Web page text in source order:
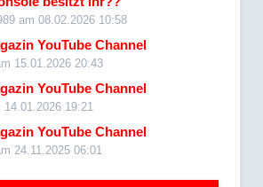
am 08.02.2026 10:58
YouTube Channel
15.01.2026 20:43
YouTube Channel
19:21
YouTube Channel
24.11.2025 06:01